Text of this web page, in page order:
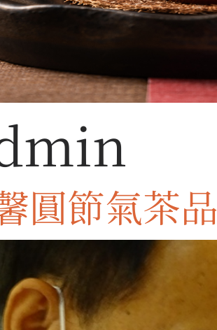
圓節氣茶品